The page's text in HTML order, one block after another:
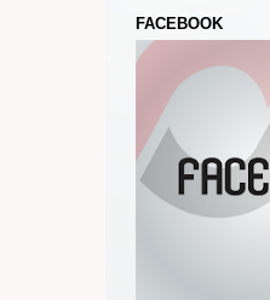
FACEBOOK